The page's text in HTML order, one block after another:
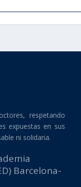
respetando
expuestas en sus
ni solidaria.
Barcelona-